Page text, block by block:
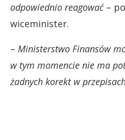
odpowiednio reagować–
wiceminister.
– Ministerstwo Finansów
w tym momencie nie ma
żadnych korekt w